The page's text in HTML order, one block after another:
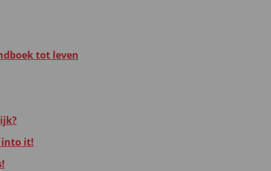
tot leven
into it!